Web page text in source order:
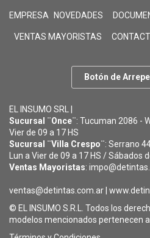
EMPRESA NOVEDADES
VENTAS MAYORISTAS
Botón de
EL INSUMO SRL |
Sucursal ¨Once¨: Tucuman 2086 -
Vier de 09 a 17 HS
Sucursal ¨Villa Crespo¨: Serrano
Lun a Vier de 09 a 17 HS / Sábados
Ventas Mayoristas:
ventas@detintas.com.ar
© EL INSUMO S.R.L. Todos los
modelos mencionados pertenecen